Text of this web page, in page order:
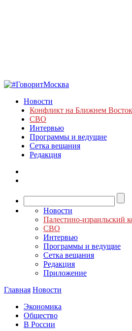
Новости
Конфликт на Ближнем
СВО
Интервью
Программы и ведущие
Сетка вещания
Редакция
Новости
Палестино-израильский
СВО
Интервью
Программы и ведущие
Сетка вещания
Редакция
Приложение
Главная Новости
Экономика
Общество
В России